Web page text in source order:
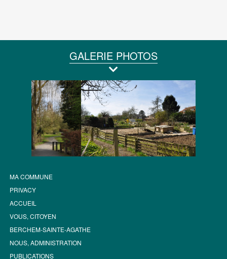
GALERIE PHOTOS
MA COMMUNE
PRIVACY
ACCUEIL
VOUS, CITOYEN
BERCHEM-SAINTE-AGATHE
NOUS, ADMINISTRATION
PUBLICATIONS